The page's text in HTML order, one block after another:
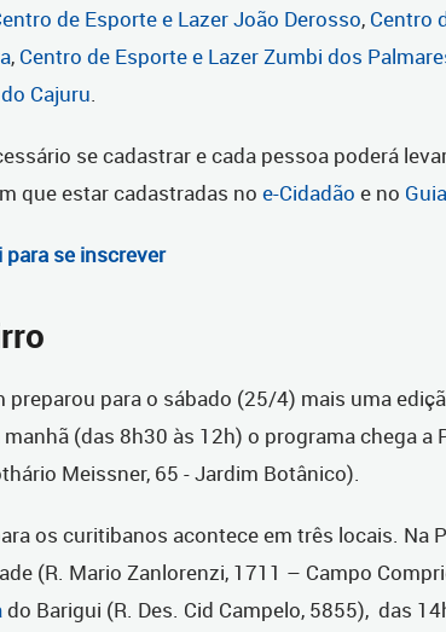
de Esporte e Lazer João Derosso, Centro
, Centro de Esporte e Lazer Zumbi dos
Cajuru.
se cadastrar e cada pessoa poderá
que estar cadastradas no e-Cidadão e no
para se inscrever
preparou para o sábado (25/4) mais uma
(das 8h30 às 12h) o programa chega a
Meissner, 65 - Jardim Botânico).
os curitibanos acontece em três locais. Na
(R. Mario Zanlorenzi, 1711 – Campo
do Barigui (R. Des. Cid Campelo, 5855), das